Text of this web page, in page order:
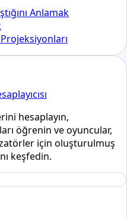
Anlamak
hesaplayın,
öğrenin ve oyuncular,
için oluşturulmuş
keşfedin.